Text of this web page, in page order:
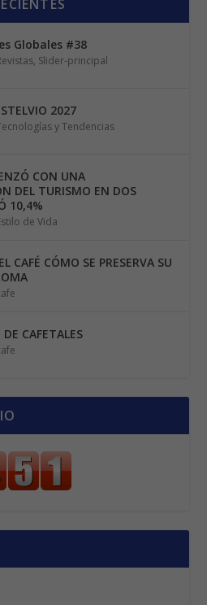
Globales #38
, Slider-principal
2027
y Tendencias
CON UNA
DEL TURISMO EN DOS
10,4%
de Vida
CAFÉ CÓMO SE PRESERVA SU
CAFETALES